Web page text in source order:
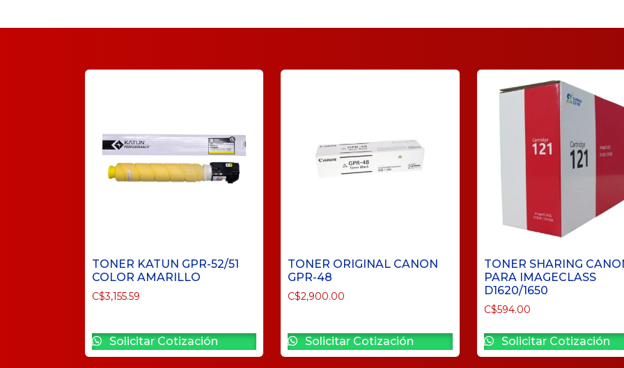
TONER KATUN GPR-52/51
COLOR AMARILLO
C$3,155.59
Solicitar Cotización
TONER ORIGINAL CANON
GPR-48
C$2,900.00
Solicitar Cotización
TONER SHARING
PARA IMAGECLASS
D1620/1650
C$594.00
Solicitar Cotización